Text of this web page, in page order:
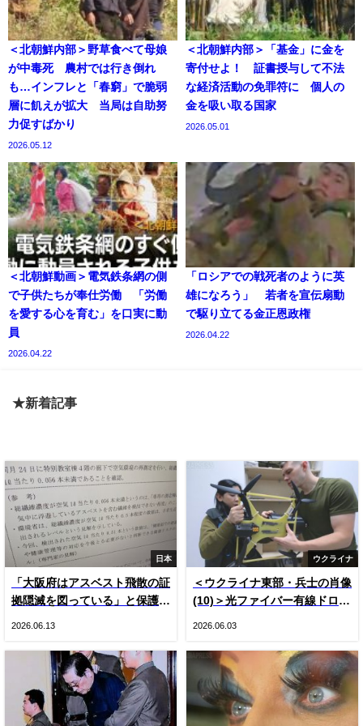
＜北朝鮮内部＞野草食べて母娘
が中毒死 農村では行き倒れ
も…インフレと「春窮」で脆弱
層に飢えが拡大 当局は自助努
力促すばかり
2026.05.12
＜北朝鮮内部＞「基金」に金を
寄付せよ！ 証書授与して不法
な経済活動の免罪符に 個人の
金を吸い取る国家
2026.05.01
＜北朝鮮動画＞電気鉄条網の側
で子供たちが奉仕労働 「労働
を愛する心を育む」を口実に動
員
2026.04.22
「ロシアでの戦死者のように英
雄になろう」 若者を宣伝扇動
で駆り立てる金正恩政権
2026.04.22
★新着記事
日本
「大阪府はアスベスト飛散の証
拠隠滅を図っている」と保護者
張否定
2026.06.13
ウクライナ
＜ウクライナ東部・兵士の肖像
(10)＞光ファイバー有線ドロー
2026.06.03